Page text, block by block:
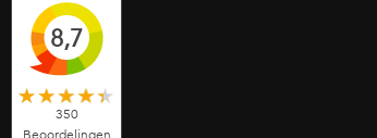
8,7
350